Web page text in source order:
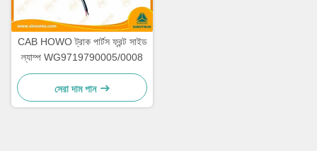
CAB HOWO ট্রাক পার্টস ফ্রন্ট সাইড
ল্যাম্প WG9719790005/0008
সেরা দাম পান